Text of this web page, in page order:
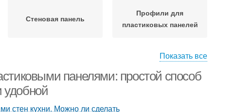
Стеновая панель
Профили для
пластиковых панелей
Показать все
панелями: простой способ
удобной